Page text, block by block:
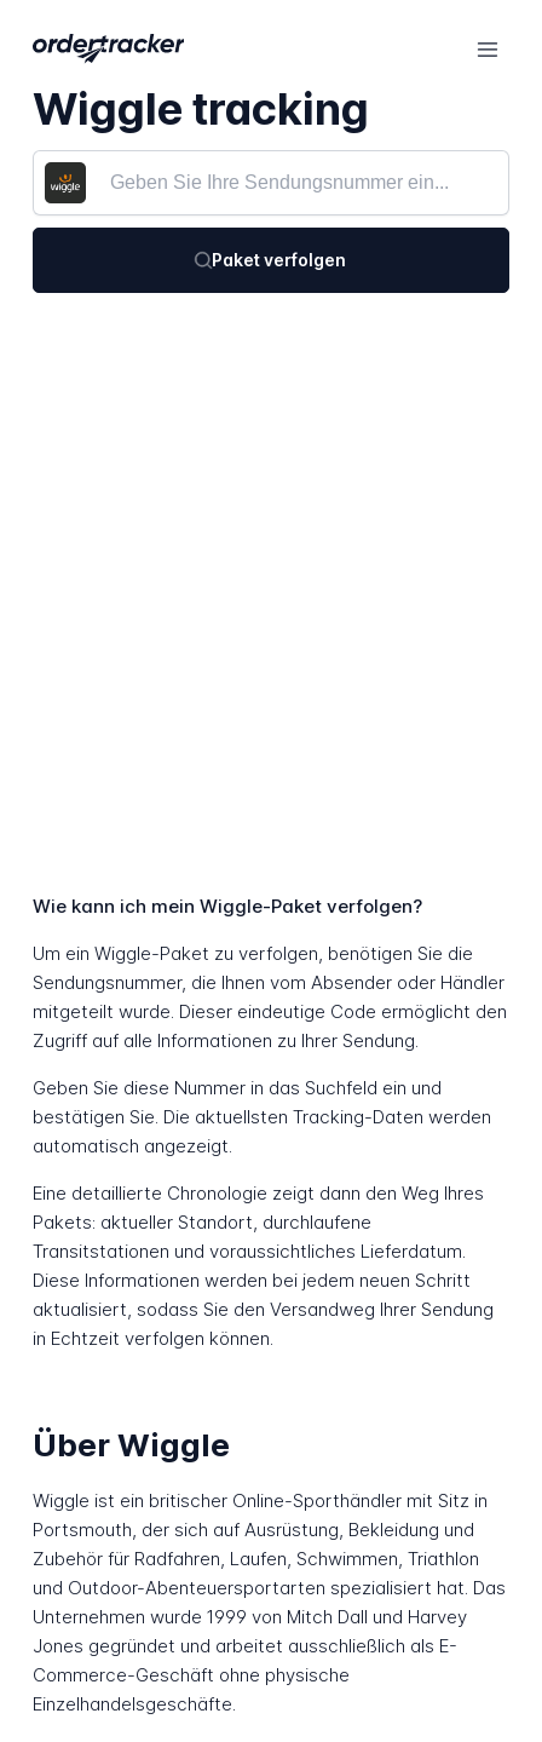
Wiggle tracking
Paket verfolgen
Wie kann ich mein Wiggle-Paket verfolgen?
Um ein Wiggle-Paket zu verfolgen, benötigen Sie die
Sendungsnummer, die Ihnen vom Absender oder Händler
mitgeteilt wurde. Dieser eindeutige Code ermöglicht den
Zugriff auf alle Informationen zu Ihrer Sendung.
Geben Sie diese Nummer in das Suchfeld ein und
bestätigen Sie. Die aktuellsten Tracking-Daten werden
automatisch angezeigt.
Eine detaillierte Chronologie zeigt dann den Weg Ihres
Pakets: aktueller Standort, durchlaufene
Transitstationen und voraussichtliches Lieferdatum.
Diese Informationen werden bei jedem neuen Schritt
aktualisiert, sodass Sie den Versandweg Ihrer Sendung
in Echtzeit verfolgen können.
Über Wiggle
Wiggle ist ein britischer Online-Sporthändler mit Sitz in
Portsmouth, der sich auf Ausrüstung, Bekleidung und
Zubehör für Radfahren, Laufen, Schwimmen, Triathlon
und Outdoor-Abenteuersportarten spezialisiert hat. Das
Unternehmen wurde 1999 von Mitch Dall und Harvey
Jones gegründet und arbeitet ausschließlich als E-
Commerce-Geschäft ohne physische
Einzelhandelsgeschäfte.